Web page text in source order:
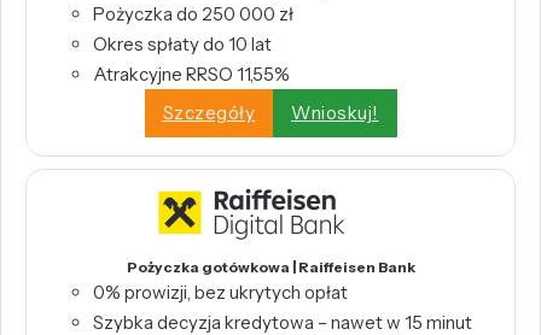
Pożyczka do 250 000 zł
Okres spłaty do 10 lat
Atrakcyjne RRSO 11,55%
Szczegóły
Wnioskuj!
Pożyczka gotówkowa | Raiffeisen Bank
0% prowizji, bez ukrytych opłat
Szybka decyzja kredytowa – nawet w 15 minut